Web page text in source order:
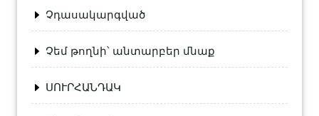
Չդասակարգված
Չեմ թողնի՝ անտարբեր մնաք
ՍՈՒՐՀԱՆԴԱԿ